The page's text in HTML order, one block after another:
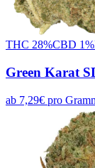
THC 28%CBD 1%
Green Karat
ab 7,29€ pro